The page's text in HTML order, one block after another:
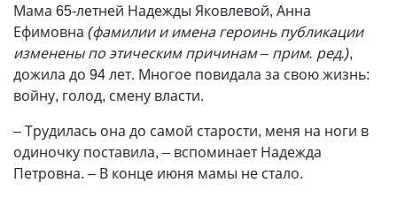
Мама 65-летней Надежды Яковлевой, Анна
Ефимовна (фамилии и имена героинь публикации
изменены по этическим причинам – прим. ред.),
дожила до 94 лет. Многое повидала за свою жизнь:
войну, голод, смену власти.
– Трудилась она до самой старости, меня на ноги в
одиночку поставила, – вспоминает Надежда
Петровна. – В конце июня мамы не стало.